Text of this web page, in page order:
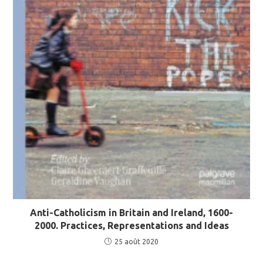
Anti-Catholicism in Britain and Ireland, 1600-
2000. Practices, Representations and Ideas
25 août 2020